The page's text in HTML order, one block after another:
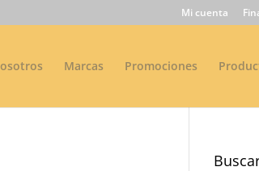
Mi cuenta
Marcas Promociones